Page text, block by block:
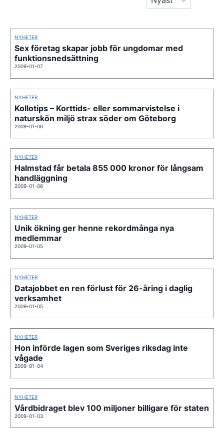
NYHETER
Sex företag skapar jobb för ungdomar med
funktionsnedsättning
2009-01-07
NYHETER
Kollotips – Korttids- eller sommarvistelse i
naturskön miljö strax söder om Göteborg
2009-01-06
NYHETER
Halmstad får betala 855 000 kronor för långsam
handläggning
2009-01-06
NYHETER
Unik ökning ger henne rekordmånga nya
medlemmar
2009-01-05
NYHETER
Datajobbet en ren förlust för 26-åring i daglig
verksamhet
2009-01-05
NYHETER
Hon införde lagen som Sveriges riksdag inte
vågade
2009-01-04
NYHETER
Vårdbidraget blev 100 miljoner billigare för staten
2009-01-03